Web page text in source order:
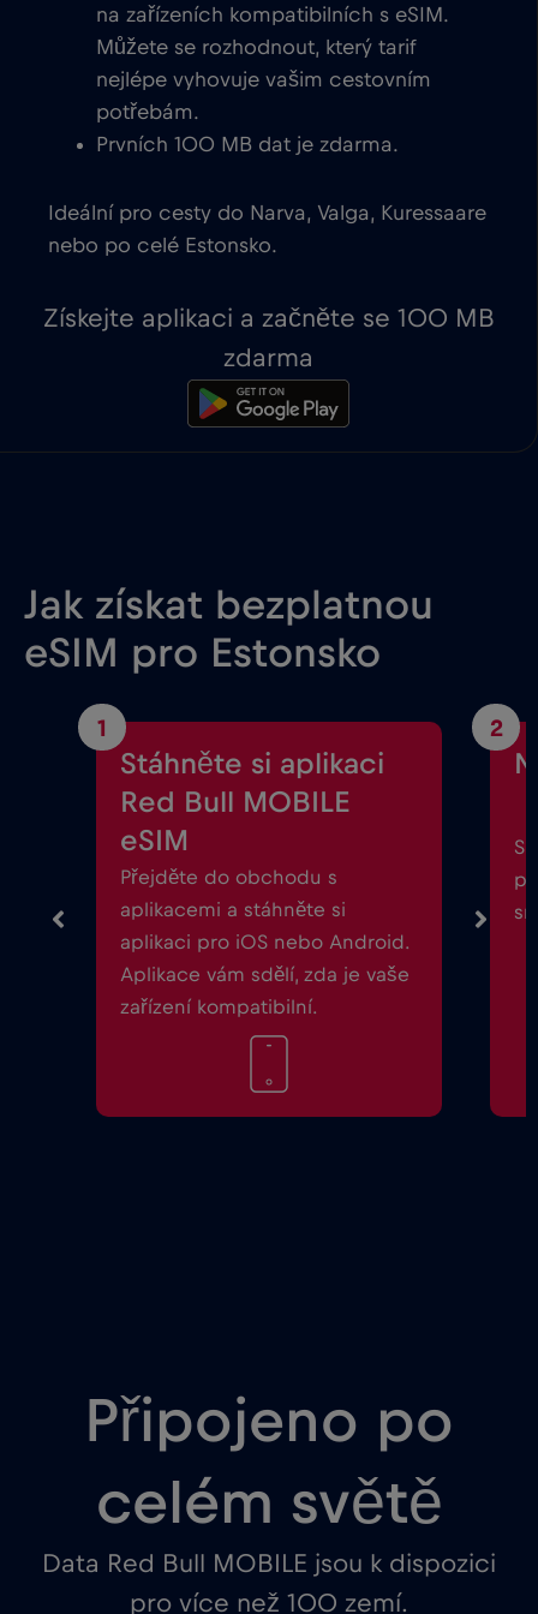
na zařízeních kompatibilních s eSIM.
Můžete se rozhodnout, který tarif
nejlépe vyhovuje vašim cestovním
potřebám.
Prvních 100 MB dat je zdarma.
Ideální pro cesty do Narva, Valga, Kuressaare
nebo po celé Estonsko.
Získejte aplikaci a začněte se 100 MB
zdarma
Jak získat bezplatnou
eSIM pro Estonsko
1
Stáhněte si aplikaci
Red Bull MOBILE
eSIM
Přejděte do obchodu s
aplikacemi a stáhněte si
aplikaci pro iOS nebo Android.
Aplikace vám sdělí, zda je vaše
zařízení kompatibilní.
2
Připojeno po
celém světě
Data Red Bull MOBILE jsou k dispozici
pro více než 100 zemí.